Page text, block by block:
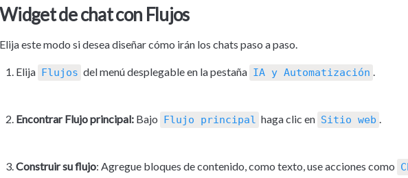
Widget de chat con Flujos
Elija este modo si desea diseñar cómo irán los chats paso a paso.
Elija Flujos del menú desplegable en la pestaña IA y Automatización .
Encontrar Flujo principal: Bajo Flujo principal haga clic en Sitio web .
Construir su flujo: Agregue bloques de contenido, como texto, use acciones como